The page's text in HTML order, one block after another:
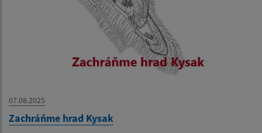
07.08.2025
Zachráňme hrad Kysak